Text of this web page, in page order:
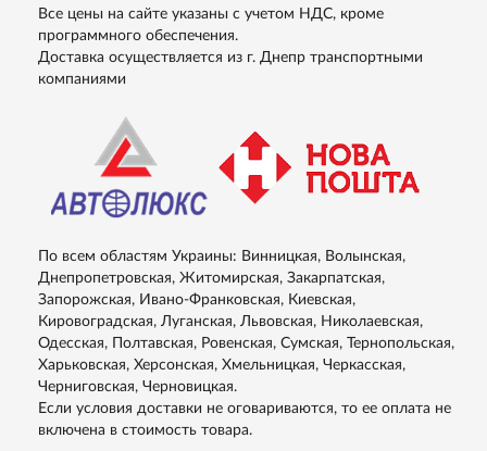
Все цены на сайте указаны с учетом НДС, кроме
программного обеспечения.
Доставка осуществляется из г. Днепр транспортными
компаниями
По всем областям Украины: Винницкая, Волынская,
Днепропетровская, Житомирская, Закарпатская,
Запорожская, Ивано-Франковская, Киевская,
Кировоградская, Луганская, Львовская, Николаевская,
Одесская, Полтавская, Ровенская, Сумская, Тернопольская,
Харьковская, Херсонская, Хмельницкая, Черкасская,
Черниговская, Черновицкая.
Если условия доставки не оговариваются, то ее оплата не
включена в стоимость товара.